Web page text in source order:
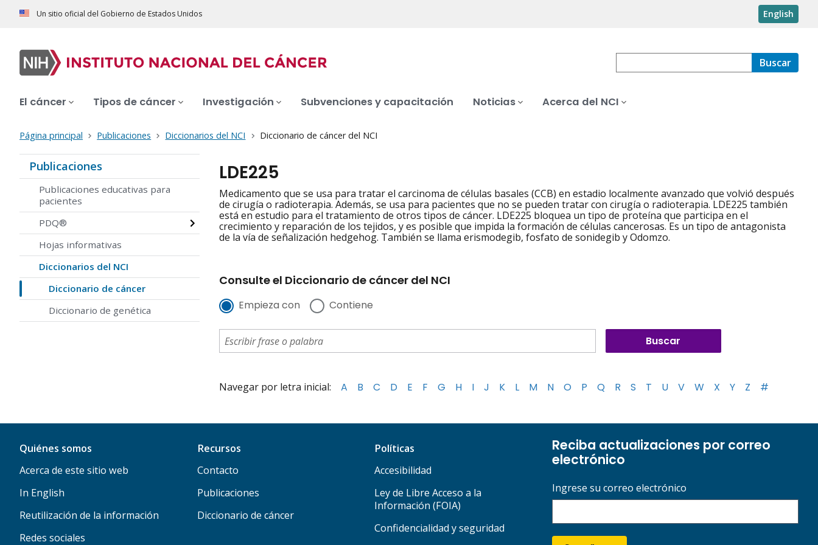
Un sitio oficial del Gobierno de Estados Unidos English
Buscar
El cáncer Tipos de cáncer Investigación Subvenciones y capacitación Noticias Acerca del NCI
Página principal Publicaciones Diccionarios del NCI Diccionario de cáncer del NCI
Publicaciones
Publicaciones educativas para
pacientes
PDQ®
Hojas informativas
Diccionarios del NCI
Diccionario de cáncer
Diccionario de genética
LDE225
Medicamento que se usa para tratar el carcinoma de células basales (CCB) en estadio localmente avanzado que volvió después
de cirugía o radioterapia. Además, se usa para pacientes que no se pueden tratar con cirugía o radioterapia. LDE225 también
está en estudio para el tratamiento de otros tipos de cáncer. LDE225 bloquea un tipo de proteína que participa en el
crecimiento y reparación de los tejidos, y es posible que impida la formación de células cancerosas. Es un tipo de antagonista
de la vía de señalización hedgehog. También se llama erismodegib, fosfato de sonidegib y Odomzo.
Consulte el Diccionario de cáncer del NCI
Empieza con Contiene
Navegar por letra inicial: A B C D E F G H I J K L M N O P Q R S T U V W X Y Z #
Quiénes somos
Acerca de este sitio web
In English
Reutilización de la información
Redes sociales
Recursos
Contacto
Publicaciones
Diccionario de cáncer
Políticas
Accesibilidad
Ley de Libre Acceso a la
Información (FOIA)
Confidencialidad y seguridad
Reciba actualizaciones por correo
electrónico
Ingrese su correo electrónico